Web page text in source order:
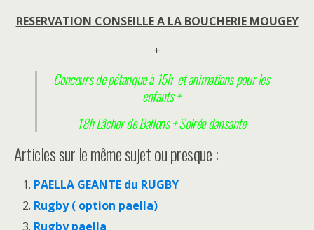
RESERVATION CONSEILLE A LA BOUCHERIE MOUGEY
+
Concours de pétanque à 15h et animations pour les
enfants +
18h Lâcher de Ballons + Soirée dansante
Articles sur le même sujet ou presque :
PAELLA GEANTE du RUGBY
Rugby ( option paella)
Rugby paella